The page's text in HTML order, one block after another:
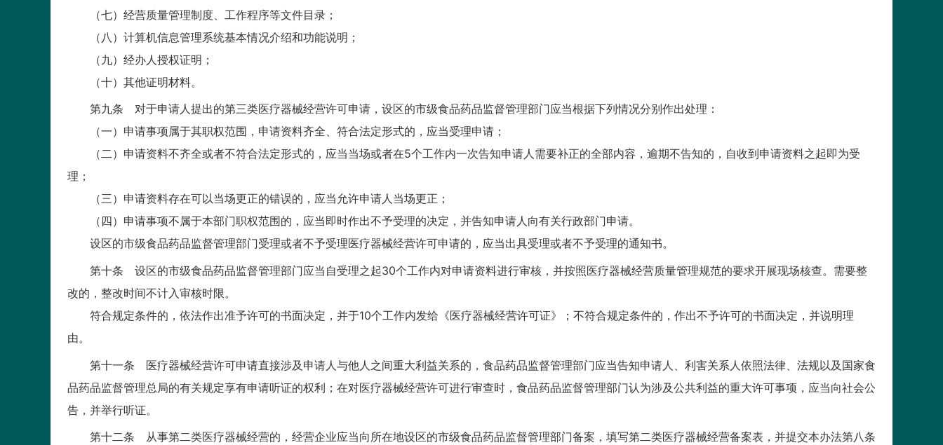
（七）经营质量管理制度、工作程序等文件目录；
（八）计算机信息管理系统基本情况介绍和功能说明；
（九）经办人授权证明；
（十）其他证明材料。
第九条 对于申请人提出的第三类医疗器械经营许可申请，设区的市级食品药品监督管理部门应当根据下列情况分别作出处理：
（一）申请事项属于其职权范围，申请资料齐全、符合法定形式的，应当受理申请；
（二）申请资料不齐全或者不符合法定形式的，应当当场或者在5个工作内一次告知申请人需要补正的全部内容，逾期不告知的，自收到申请资料之起即为受
理；
（三）申请资料存在可以当场更正的错误的，应当允许申请人当场更正；
（四）申请事项不属于本部门职权范围的，应当即时作出不予受理的决定，并告知申请人向有关行政部门申请。
设区的市级食品药品监督管理部门受理或者不予受理医疗器械经营许可申请的，应当出具受理或者不予受理的通知书。
第十条 设区的市级食品药品监督管理部门应当自受理之起30个工作内对申请资料进行审核，并按照医疗器械经营质量管理规范的要求开展现场核查。需要整
改的，整改时间不计入审核时限。
符合规定条件的，依法作出准予许可的书面决定，并于10个工作内发给《医疗器械经营许可证》；不符合规定条件的，作出不予许可的书面决定，并说明理
由。
第十一条 医疗器械经营许可申请直接涉及申请人与他人之间重大利益关系的，食品药品监督管理部门应当告知申请人、利害关系人依照法律、法规以及国家食
品药品监督管理总局的有关规定享有申请听证的权利；在对医疗器械经营许可进行审查时，食品药品监督管理部门认为涉及公共利益的重大许可事项，应当向社会公
告，并举行听证。
第十二条 从事第二类医疗器械经营的，经营企业应当向所在地设区的市级食品药品监督管理部门备案，填写第二类医疗器械经营备案表，并提交本办法第八条